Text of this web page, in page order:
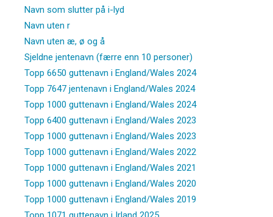
Navn som slutter på i-lyd
Navn uten r
Navn uten æ, ø og å
Sjeldne jentenavn (færre enn 10 personer)
Topp 6650 guttenavn i England/Wales 2024
Topp 7647 jentenavn i England/Wales 2024
Topp 1000 guttenavn i England/Wales 2024
Topp 6400 guttenavn i England/Wales 2023
Topp 1000 guttenavn i England/Wales 2023
Topp 1000 guttenavn i England/Wales 2022
Topp 1000 guttenavn i England/Wales 2021
Topp 1000 guttenavn i England/Wales 2020
Topp 1000 guttenavn i England/Wales 2019